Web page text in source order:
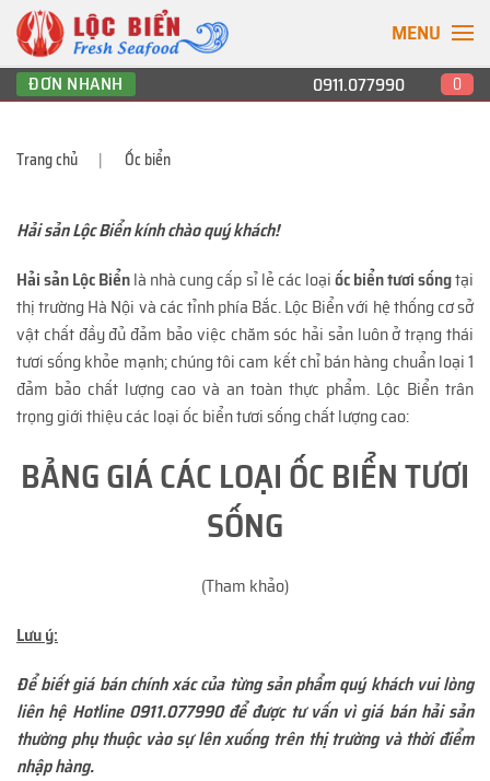
MENU
ĐƠN NHANH 0911.077990 0
Trang chủ Ốc biển
Hải sản Lộc Biển kính chào quý khách!
Hải sản Lộc Biểnlà nhà cung cấp sỉ lẻ các loạiốc biển tươi sốngtại
thị trường Hà Nội và các tỉnh phía Bắc. Lộc Biển với hệ thống cơ sở
vật chất đầy đủ đảm bảo việc chăm sóc hải sản luôn ở trạng thái
tươi sống khỏe mạnh; chúng tôi cam kết chỉ bán hàng chuẩn loại 1
đảm bảo chất lượng cao và an toàn thực phẩm. Lộc Biển trân
trọng giới thiệu các loại ốc biển tươi sống chất lượng cao:
BẢNG GIÁ CÁC LOẠI ỐC BIỂN TƯƠI
SỐNG
(Tham khảo)
Lưu ý:
Để biết giá bán chính xác của từng sản phẩm quý khách vui lòng
liên hệ Hotline 0911.077990 để được tư vấn vì giá bán hải sản
thường phụ thuộc vào sự lên xuống trên thị trường và thời điểm
nhập hàng.